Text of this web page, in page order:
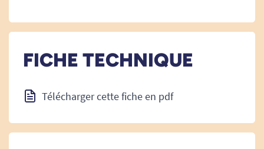
FICHE TECHNIQUE
Télécharger cette fiche en pdf